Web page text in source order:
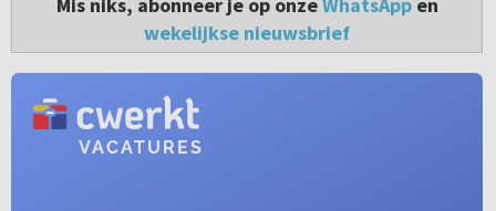
Mis niks, abonneer je op onzeWhatsAppen
wekelijkse nieuwsbrief